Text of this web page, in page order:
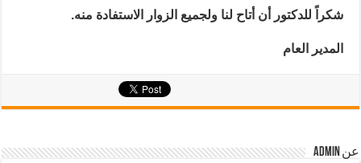
شكراً للدكتور أن أتاح لنا ولجميع الزوار الاستفادة منه.
المدير العام
عن admin